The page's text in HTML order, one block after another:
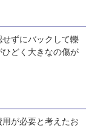
ずにバックして轢
どく大きなの傷が
が必要と考えたお